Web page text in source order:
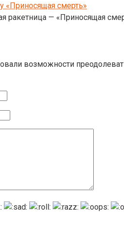
«Приносящая смерть»
ракетница — «Приносящая
возможности